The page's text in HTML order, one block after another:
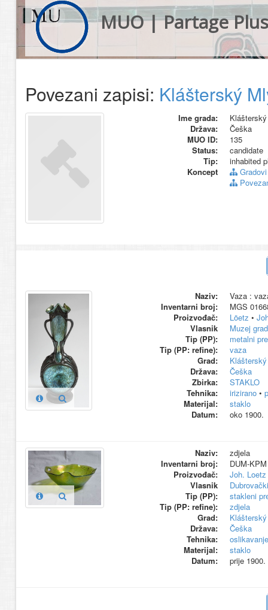
MUO | Partage Plus
Povezani zapisi: Klášterský
Ime grada:
Država:
Češka
MUO ID:
135
Status:
candidate
Tip:
inhabited
Koncept
Gradovi
Naziv:
Vaza :
Inventarni broj:
MGS
Proizvođač:
Löetz •
Vlasnik
Muzej
Tip (PP):
metalni
Tip (PP: refine):
vaza
Grad:
Država:
Češka
Zbirka:
STAKLO
Tehnika:
irizirano•
Materijal:
staklo
Datum:
oko 1900.
Naziv:
zdjela
Inventarni broj:
DUM-
Proizvođač:
Joh.
Vlasnik
Tip (PP):
stakleni
Tip (PP: refine):
zdjela
Grad:
Država:
Češka
Tehnika:
oslikavanje
Materijal:
staklo
Datum:
prije 1900.